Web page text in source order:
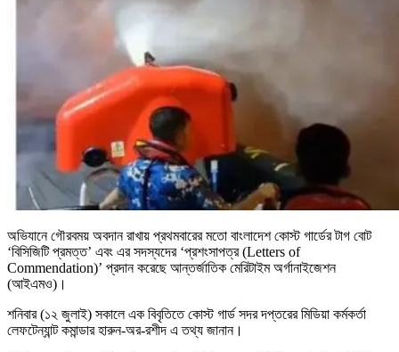
অভিযানে গৌরবময় অবদান রাখায় প্রথমবারের মতো বাংলাদেশ কোস্ট গার্ডের টাগ বোট
‘বিসিজিটি প্রমত্ত’ এবং এর সদস্যদের ‘প্রশংসাপত্র (Letters of
Commendation)’ প্রদান করেছে আন্তর্জাতিক মেরিটাইম অর্গানাইজেশন
(আইএমও)।
শনিবার (১২ জুলাই) সকালে এক বিবৃতিতে কোস্ট গার্ড সদর দপ্তরের মিডিয়া কর্মকর্তা
লেফটেন্যান্ট কমান্ডার হারুন-অর-রশীদ এ তথ্য জানান।